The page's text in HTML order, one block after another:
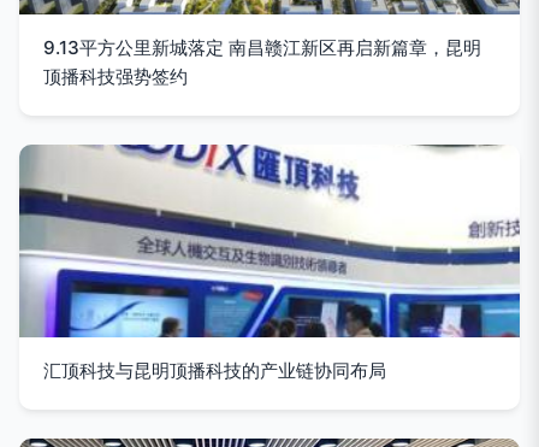
9.13平方公里新城落定 南昌赣江新区再启新篇章，昆明
顶播科技强势签约
汇顶科技与昆明顶播科技的产业链协同布局